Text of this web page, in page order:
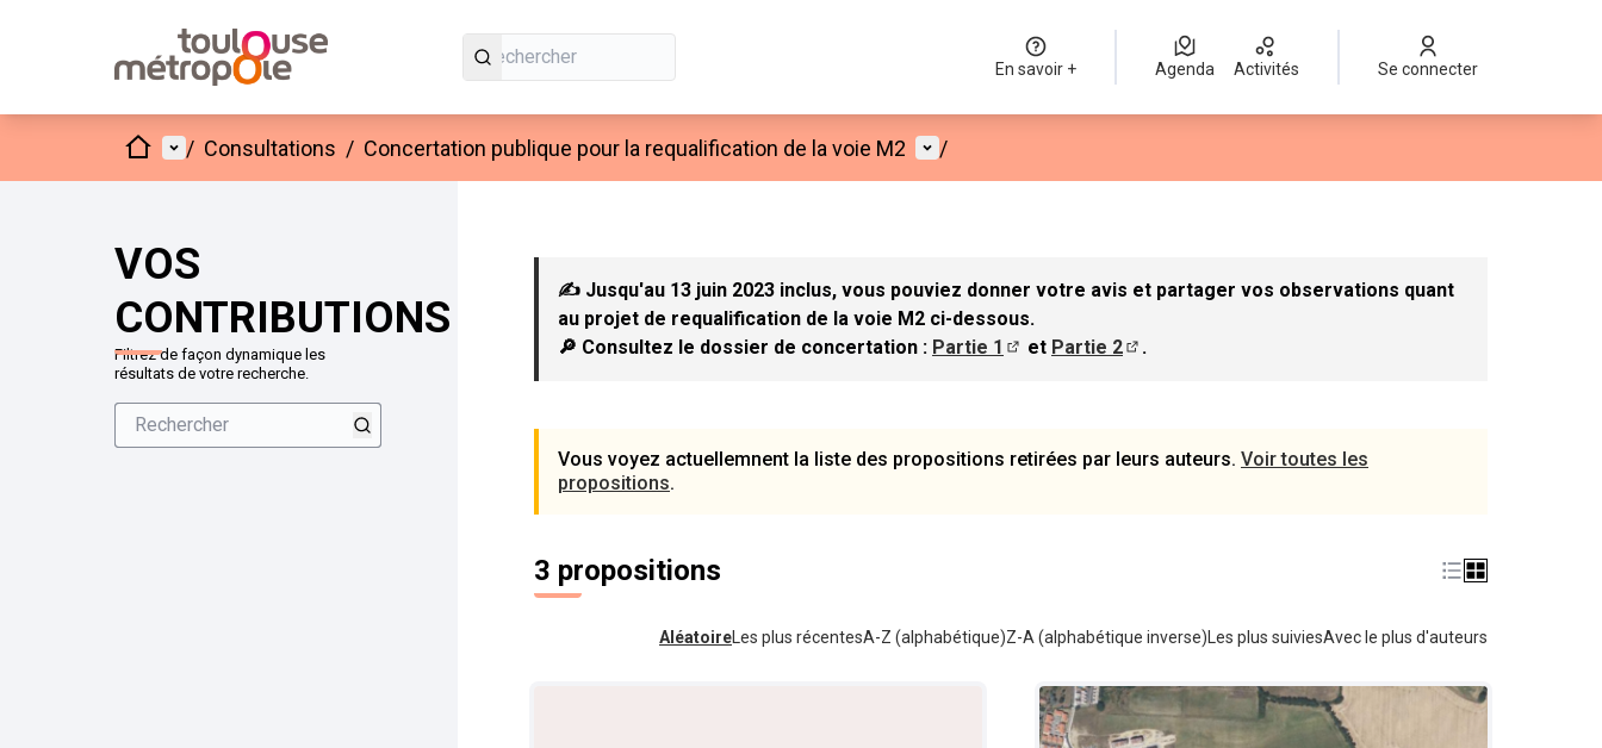
En savoir + Agenda Activités Se connecter
AccueilMenu principal
/ Consultations / Concertation publique pour la requalification de la voie M2 Menu utilisateur
/
VOS
CONTRIBUTIONS
Filtrez de façon dynamique les
résultats de votre recherche.
✍ Jusqu'au 13 juin 2023 inclus, vous pouviez donner votre avis et partager vos observations quant
au projet de requalification de la voie M2 ci-dessous.
🔎 Consultez le dossier de concertation : Partie 1
et Partie 2
.
Vous voyez actuellemnent la liste des propositions retirées par leurs auteurs. Voir toutes les
propositions.
3 propositions
Aléatoire Les plus récentesA-Z (alphabétique)Z-A (alphabétique inverse) Les plus suiviesAvec le plus d'auteurs